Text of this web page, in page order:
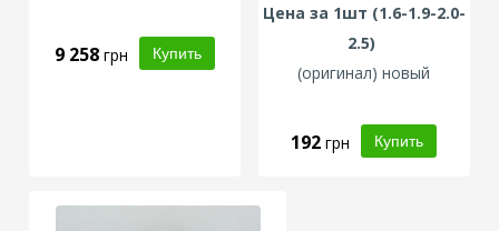
9 258грн
Цена за 1шт (1.6-1.9-2.0-
2.5)
(оригинал) новый
192грн